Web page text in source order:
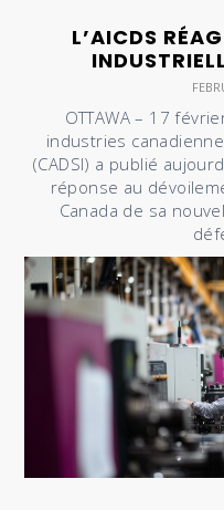
L’AICDS
OTTAWA – 17
industries
(CADSI) a publié
réponse au
Canada de sa